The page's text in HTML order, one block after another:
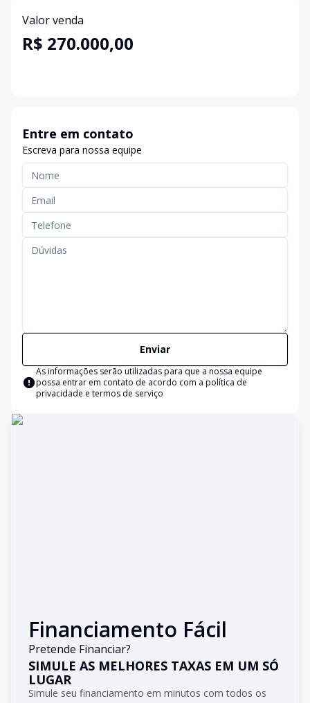
Valor venda
R$ 270.000,00
Entre em contato
Escreva para nossa equipe
Enviar
As informações serão utilizadas para que a nossa equipe
possa entrar em contato de acordo com a política de
privacidade e termos de serviço
Financiamento Fácil
Pretende Financiar?
SIMULE AS MELHORES TAXAS EM UM SÓ
LUGAR
Simule seu financiamento em minutos com todos os